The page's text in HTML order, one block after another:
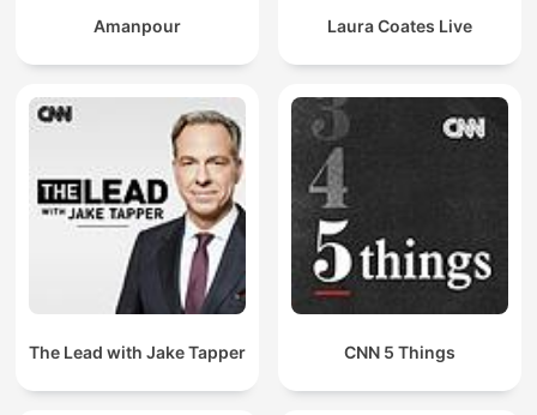
Amanpour Laura Coates Live
The Lead with Jake Tapper CNN 5 Things